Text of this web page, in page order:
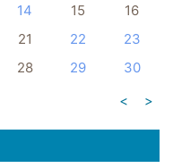
14 15
16
21 22
23
28 29
30
<
>